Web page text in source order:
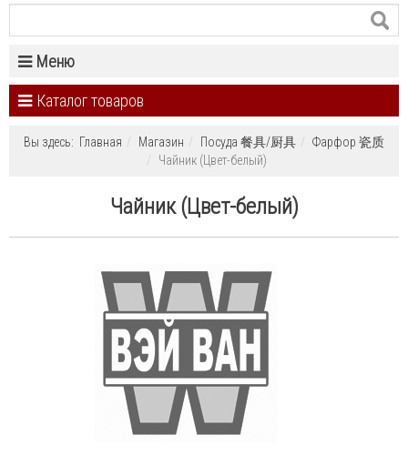
Меню
Каталог товаров
Вы здесь: Главная Магазин Посуда 餐具/厨具
Фарфор 瓷质
Чайник (Цвет-белый)
Чайник (Цвет-белый)